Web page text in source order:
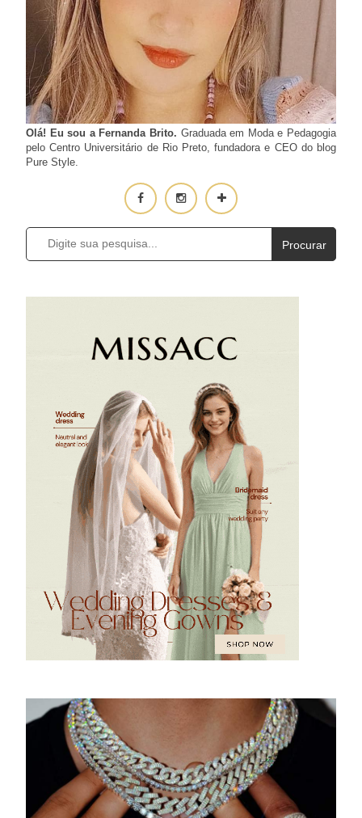
Olá! Eu sou a Fernanda Brito. Graduada em Moda e Pedagogia
pelo Centro Universitário de Rio Preto, fundadora e CEO do blog
Pure Style.
Procurar